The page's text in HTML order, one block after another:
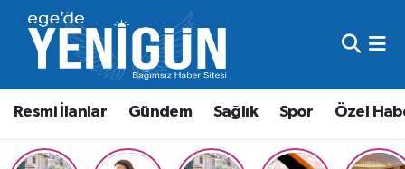
Resmi İlanlar Gündem Sağlık Spor Özel
Resmi İlanlar
Gündem
Sağlık
Beyoğlu Nöbetçi Eczaneler
Beyoğlu Hava Durumu
Beyoğlu Trafik Yoğunluk Haritası